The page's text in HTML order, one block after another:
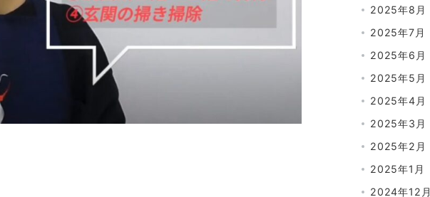
2025年8月
2025年7月
2025年6月
2025年5月
2025年4月
2025年3月
2025年2月
2025年1月
2024年12月